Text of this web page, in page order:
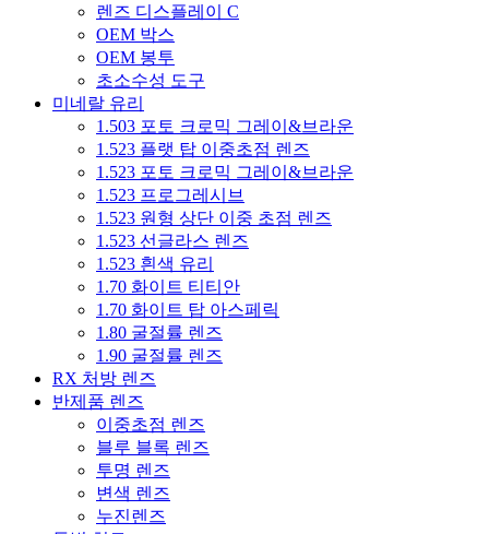
렌즈 디스플레이 C
OEM 박스
OEM 봉투
초소수성 도구
미네랄 유리
1.503 포토 크로믹 그레이&브라운
1.523 플랫 탑 이중초점 렌즈
1.523 포토 크로믹 그레이&브라운
1.523 프로그레시브
1.523 원형 상단 이중 초점 렌즈
1.523 선글라스 렌즈
1.523 흰색 유리
1.70 화이트 티티안
1.70 화이트 탑 아스페릭
1.80 굴절률 렌즈
1.90 굴절률 렌즈
RX 처방 렌즈
반제품 렌즈
이중초점 렌즈
블루 블록 렌즈
투명 렌즈
변색 렌즈
누진렌즈